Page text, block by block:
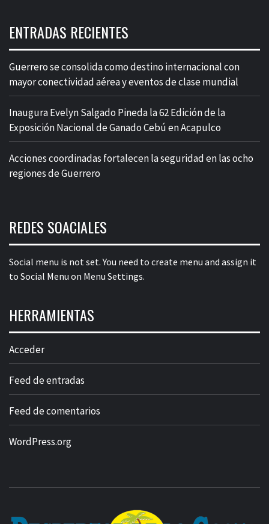
ENTRADAS RECIENTES
Guerrero se consolida como destino internacional con
mayor conectividad aérea y eventos de clase mundial
Inaugura Evelyn Salgado Pineda la 62 Edición de la
Exposición Nacional de Ganado Cebú en Acapulco
Acciones coordinadas fortalecen la seguridad en las ocho
regiones de Guerrero
REDES SOACIALES
Social menu is not set. You need to create menu and assign it
to Social Menu on Menu Settings.
HERRAMIENTAS
Acceder
Feed de entradas
Feed de comentarios
WordPress.org